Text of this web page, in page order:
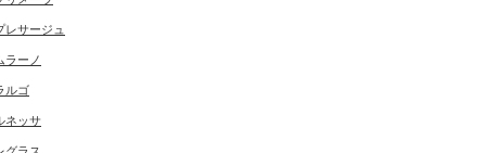
レサージュ
ラーノ
ルゴ
ネッサ